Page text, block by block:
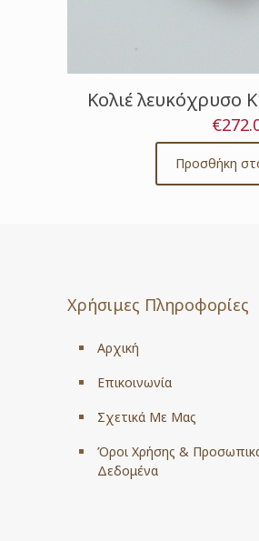
Κολιέ λευκόχρυσο
€
Προσθήκη
Χρήσιμες Πληροφορίες
Αρχική
Επικοινωνία
Σχετικά Με Μας
Όροι Χρήσης &
Δεδομένα